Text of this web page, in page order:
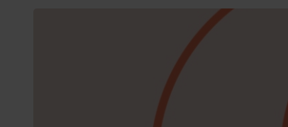
Выберите язык книги
КОНТАКТ С ЛЮДЬМИ